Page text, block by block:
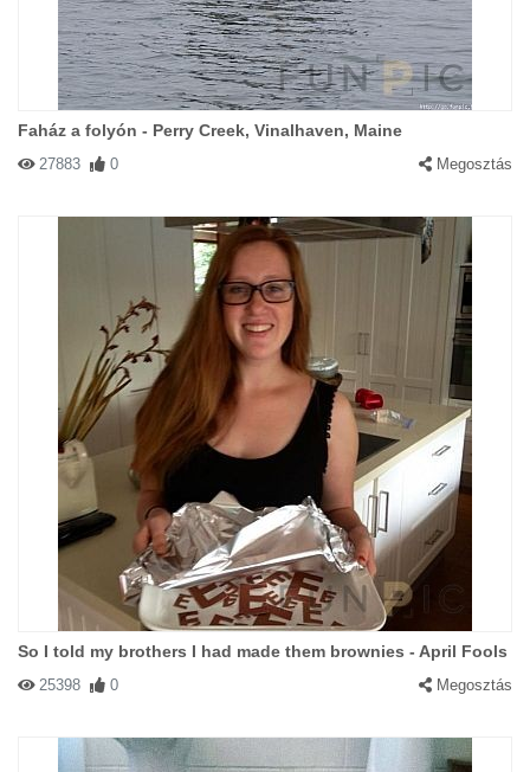
Faház a folyón - Perry Creek, Vinalhaven, Maine
27883 0 Megosztás
So I told my brothers I had made them brownies - April Fools
25398 0 Megosztás